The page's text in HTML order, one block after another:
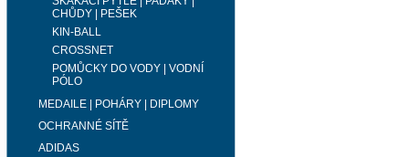
CHŮDY | PEŠEK
KIN-BALL
CROSSNET
POMŮCKY DO VODY | VODNÍ
PÓLO
MEDAILE | POHÁRY | DIPLOMY
OCHRANNÉ SÍTĚ
ADIDAS